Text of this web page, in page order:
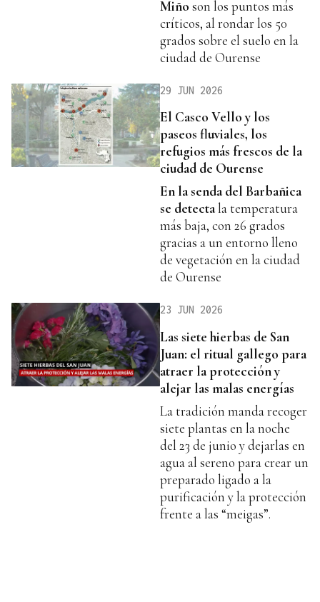
Miño son los puntos más
críticos, al rondar los 50
grados sobre el suelo en la
ciudad de Ourense
29 JUN 2026
El Casco Vello y los
paseos fluviales, los
refugios más frescos de la
ciudad de Ourense
En la senda del Barbañica
se detectala temperatura
más baja, con 26 grados
gracias a un entorno lleno
de vegetación en la ciudad
de Ourense
23 JUN 2026
Las siete hierbas de San
Juan: el ritual gallego para
atraer la protección y
alejar las malas energías
La tradición manda recoger
siete plantas en la noche
del 23 de junio y dejarlas en
agua al sereno para crear un
preparado ligado a la
purificación y la protección
frente a las “meigas”.